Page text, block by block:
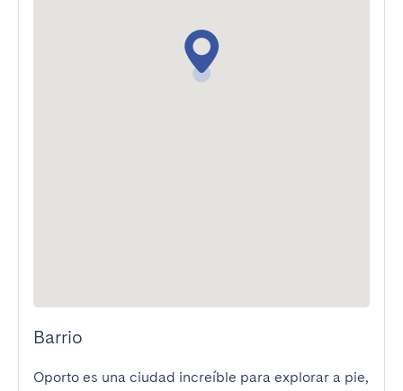
Barrio
Oporto es una ciudad increíble para explorar a pie,